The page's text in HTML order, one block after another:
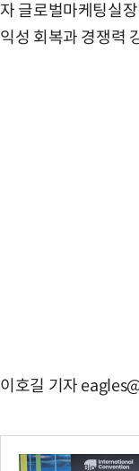
자 글로벌마케팅실
익성 회복과 경쟁력
이호길 기자